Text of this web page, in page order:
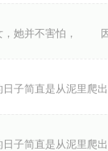
并不害怕， 因
子简直是从泥里
子简直是从泥里